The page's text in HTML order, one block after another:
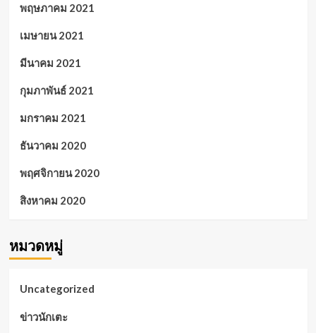
พฤษภาคม 2021
เมษายน 2021
มีนาคม 2021
กุมภาพันธ์ 2021
มกราคม 2021
ธันวาคม 2020
พฤศจิกายน 2020
สิงหาคม 2020
หมวดหมู่
Uncategorized
ข่าวนักเตะ